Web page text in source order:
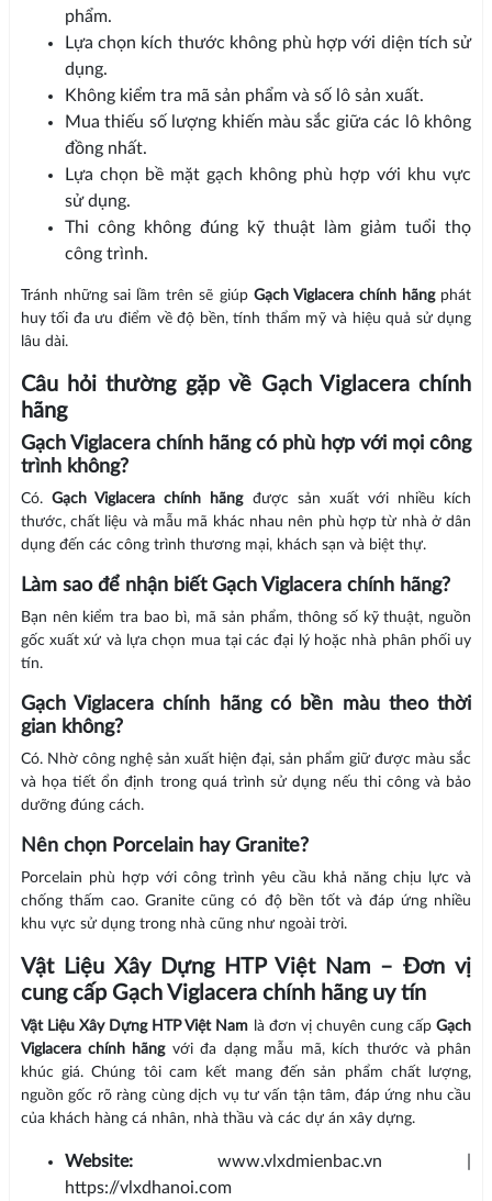
phẩm.
Lựa chọn kích thước không phù hợp với diện tích sử
dụng.
Không kiểm tra mã sản phẩm và số lô sản xuất.
Mua thiếu số lượng khiến màu sắc giữa các lô không
đồng nhất.
Lựa chọn bề mặt gạch không phù hợp với khu vực
sử dụng.
Thi công không đúng kỹ thuật làm giảm tuổi thọ
công trình.
Tránh những sai lầm trên sẽ giúp Gạch Viglacera chính hãngphát
huy tối đa ưu điểm về độ bền, tính thẩm mỹ và hiệu quả sử dụng
lâu dài.
Câu hỏi thường gặp về Gạch Viglacera chính
hãng
Gạch Viglacera chính hãng có phù hợp với mọi công
trình không?
Có. Gạch Viglacera chính hãngđược sản xuất với nhiều kích
thước, chất liệu và mẫu mã khác nhau nên phù hợp từ nhà ở dân
dụng đến các công trình thương mại, khách sạn và biệt thự.
Làm sao để nhận biết Gạch Viglacera chính hãng?
Bạn nên kiểm tra bao bì, mã sản phẩm, thông số kỹ thuật, nguồn
gốc xuất xứ và lựa chọn mua tại các đại lý hoặc nhà phân phối uy
tín.
Gạch Viglacera chính hãng có bền màu theo thời
gian không?
Có. Nhờ công nghệ sản xuất hiện đại, sản phẩm giữ được màu sắc
và họa tiết ổn định trong quá trình sử dụng nếu thi công và bảo
dưỡng đúng cách.
Nên chọn Porcelain hay Granite?
Porcelain phù hợp với công trình yêu cầu khả năng chịu lực và
chống thấm cao. Granite cũng có độ bền tốt và đáp ứng nhiều
khu vực sử dụng trong nhà cũng như ngoài trời.
Vật Liệu Xây Dựng HTP Việt Nam – Đơn vị
cung cấp Gạch Viglacera chính hãng uy tín
Vật Liệu Xây Dựng HTP Việt Nam là đơn vị chuyên cung cấpGạch
Viglacera chính hãngvới đa dạng mẫu mã, kích thước và phân
khúc giá. Chúng tôi cam kết mang đến sản phẩm chất lượng,
nguồn gốc rõ ràng cùng dịch vụ tư vấn tận tâm, đáp ứng nhu cầu
của khách hàng cá nhân, nhà thầu và các dự án xây dựng.
Website:www.vlxdmienbac.vn |
https://vlxdhanoi.com